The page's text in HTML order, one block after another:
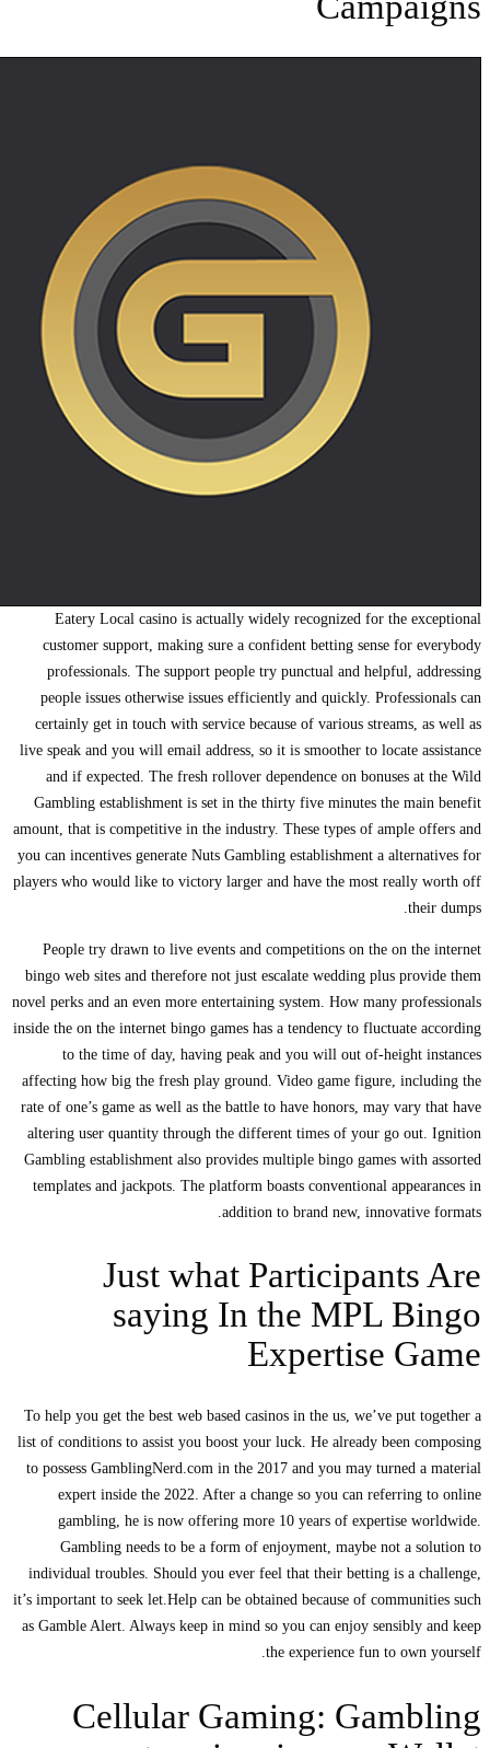
Eatery Local casino is actually widely recognized for the
customer support, making sure a confident betting sense for
professionals. The support people try punctual and helpful,
people issues otherwise issues efficiently and quickly.
certainly get in touch with service because of various streams,
live speak and you will email address, so it is smoother to locate
and if expected. The fresh rollover dependence on bonuses
Gambling establishment is set in the thirty five minutes the
amount, that is competitive in the industry. These types of ample
you can incentives generate Nuts Gambling establishment a
players who would like to victory larger and have the most
People try drawn to live events and competitions on the on
bingo web sites and therefore not just escalate wedding plus
novel perks and an even more entertaining system. How many
inside the on the internet bingo games has a tendency to fluctuate
to the time of day, having peak and you will out of-height
affecting how big the fresh play ground. Video game figure,
rate of one’s game as well as the battle to have honors, may
altering user quantity through the different times of your go
Gambling establishment also provides multiple bingo games
templates and jackpots. The platform boasts conventional
addition to brand new,
Just what
saying In the MPL
Expertise
To help you get the best web based casinos in the us, we’ve put
list of conditions to assist you boost your luck. He already been
to possess GamblingNerd.com in the 2017 and you may turned
expert inside the 2022. After a change so you can
gambling, he is now offering more 10 years of expertise
Gambling needs to be a form of enjoyment, maybe not a
individual troubles. Should you ever feel that their betting is a
it’s important to seek let.Help can be obtained because of
as Gamble Alert. Always keep in mind so you can enjoy
the experience fun to
Cellular Gaming: